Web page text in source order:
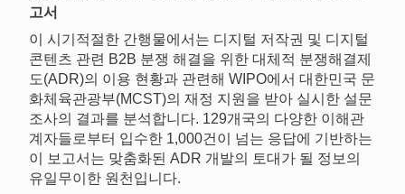
고서
이 시기적절한 간행물에서는 디지털 저작권 및 디지털
콘텐츠 관련 B2B 분쟁 해결을 위한 대체적 분쟁해결제
도(ADR)의 이용 현황과 관련해 WIPO에서 대한민국 문
화체육관광부(MCST)의 재정 지원을 받아 실시한 설문
조사의 결과를 분석합니다. 129개국의 다양한 이해관
계자들로부터 입수한 1,000건이 넘는 응답에 기반하는
이 보고서는 맞춤화된 ADR 개발의 토대가 될 정보의
유일무이한 원천입니다.